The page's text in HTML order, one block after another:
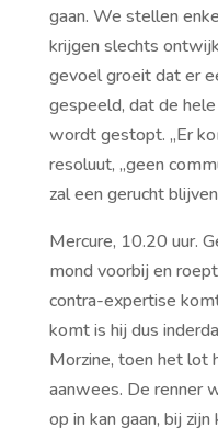
gaan. We stellen
krijgen slechts
gevoel groeit dat er
gespeeld, dat de
wordt gestopt. ,,Er
resoluut, ,,geen
zal een gerucht
Mercure, 10.20 uur.
mond voorbij en
contra-expertise
komt is hij dus
Morzine, toen het lot
aanwees. De renner
op in kan gaan, bij